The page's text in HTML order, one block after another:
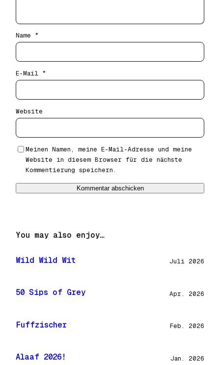
Name *
E-Mail *
Website
Meinen Namen, meine E-Mail-Adresse und meine
Website in diesem Browser für die nächste
Kommentierung speichern.
You may also enjoy…
Wild Wild Wit Juli 2026
50 Sips of Grey Apr. 2026
Fuffzischer Feb. 2026
Alaaf 2026! Jan. 2026